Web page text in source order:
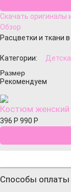
Скачать оригиналы
Обзор
Расцветки и ткани
Категории:
Размер
Рекомендуем
Костюм женский
396 Р 990 Р
Способы оплаты